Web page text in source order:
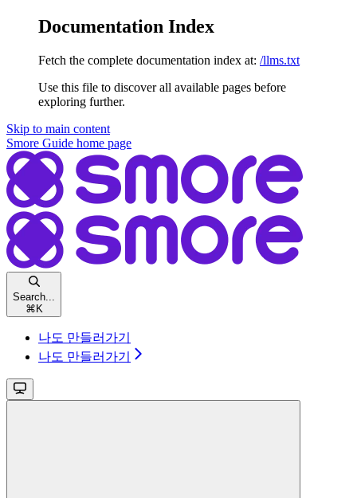
Documentation Index
Fetch the complete documentation index at: /llms.txt
Use this file to discover all available pages before
exploring further.
Skip to main content
Smore Guide home page
Search...
⌘ K
나도 만들러가기
나도 만들러가기